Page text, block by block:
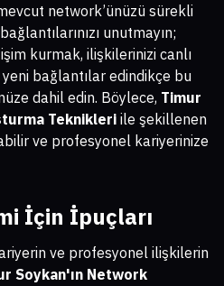
network’ünüzü sürekli
unutmayın;
kurmak, ilişkilerinizi canlı
yeni bağlantılar edindikçe bu
dahil edin. Böylece, Timur
Teknikleri ile şekillenen
ve profesyonel kariyerinize
İçin İpuçları
ve profesyonel ilişkilerin
Soykan'ın Network